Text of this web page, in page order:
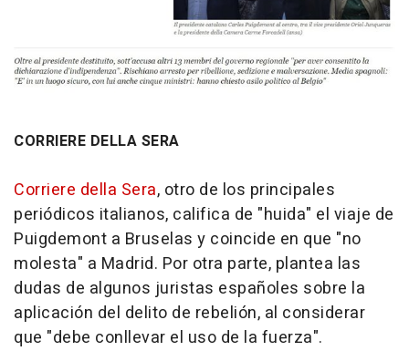
CORRIERE DELLA SERA
Corriere della Sera, otro de los principales
periódicos italianos, califica de "huida" el viaje de
Puigdemont a Bruselas y coincide en que "no
molesta" a Madrid. Por otra parte, plantea las
dudas de algunos juristas españoles sobre la
aplicación del delito de rebelión, al considerar
que "debe conllevar el uso de la fuerza".